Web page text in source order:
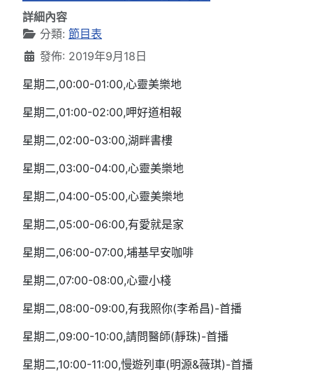
詳細內容
分類: 節目表
發佈: 2019年9月18日
星期二,00:00-01:00,心靈美樂地
星期二,01:00-02:00,呷好道相報
星期二,02:00-03:00,湖畔書樓
星期二,03:00-04:00,心靈美樂地
星期二,04:00-05:00,心靈美樂地
星期二,05:00-06:00,有愛就是家
星期二,06:00-07:00,埔基早安咖啡
星期二,07:00-08:00,心靈小棧
星期二,08:00-09:00,有我照你(李希昌)-首播
星期二,09:00-10:00,請問醫師(靜珠)-首播
星期二,10:00-11:00,慢遊列車(明源&薇琪)-首播